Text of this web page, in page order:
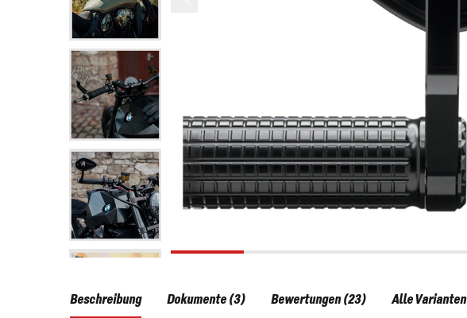
Beschreibung Dokumente (3) Bewertungen (23) Alle Varianten